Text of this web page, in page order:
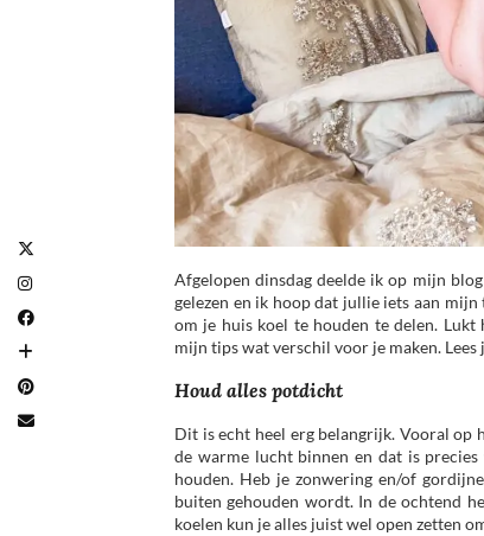
Afgelopen dinsdag deelde ik op mijn blog
gelezen en ik hoop dat jullie iets aan
om je huis koel te houden te delen.
mijn tips wat verschil voor je maken. Lees
Houd alles potdicht
Dit is echt heel erg belangrijk. Vooral op
de warme lucht binnen en dat is
houden. Heb je zonwering en/of
buiten gehouden wordt. In de ochtend
koelen kun je alles juist wel open zetten